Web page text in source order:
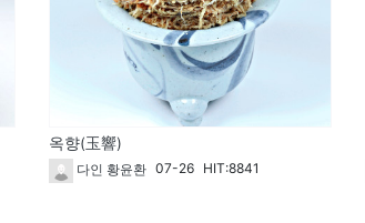
옥향(玉響)
다인 황윤환 07-26 HIT:8841